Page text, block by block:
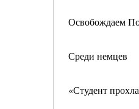
Освобождаем
Среди немцев
«Студент